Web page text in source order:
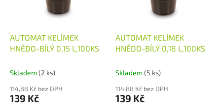
AUTOMAT KELÍMEK
HNĚDO-BÍLÝ 0,15 L,100KS
Skladem(2 ks)
114,88 Kč bez DPH
139 Kč
AUTOMAT KELÍMEK
HNĚDO-BÍLÝ 0,18 L,100KS
Skladem(5 ks)
114,88 Kč bez DPH
139 Kč